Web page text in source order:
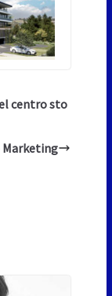
centro sto
Marketing